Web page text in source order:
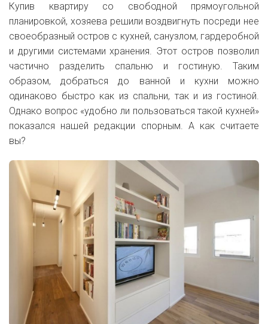
Купив квартиру со свободной прямоугольной
планировкой, хозяева решили воздвигнуть посреди нее
своеобразный остров с кухней, санузлом, гардеробной
и другими системами хранения. Этот остров позволил
частично разделить спальню и гостиную. Таким
образом, добраться до ванной и кухни можно
одинаково быстро как из спальни, так и из гостиной.
Однако вопрос «удобно ли пользоваться такой кухней»
показался нашей редакции спорным. А как считаете
вы?